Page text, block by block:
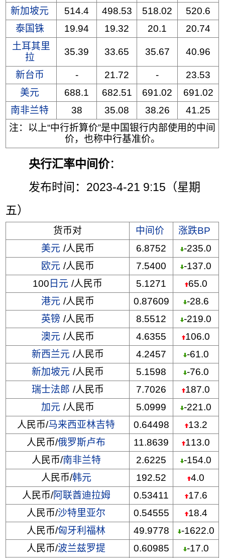
新加坡元
514.4 498.53 518.02
520.6
泰国铢
19.94 19.32 20.1
20.74
土耳其里
拉
35.39 33.65 35.67 40.96
新台币 - 21.72 -
23.53
美元
688.1 682.51 691.02
691.02
南非兰特
38 35.08 38.26
41.25
注：以上“中行折算价”是中国银行内部使用的中间
价，也称中行基准价。
央行汇率中间价：
发布时间：2023-4-21 9:15（星期
五）
货币对 中间价
涨跌BP
美元 /人民币 6.8752
-235.0
欧元 /人民币 7.5400
-137.0
100 日元 /人民币 5.1271
65.0
港元 /人民币 0.87609
-28.6
英镑 /人民币 8.5512
-219.0
澳元 /人民币 4.6355
106.0
新西兰元 /人民币 4.2457
-61.0
新加坡元 /人民币 5.1598
-76.0
瑞士法郎 /人民币 7.7026
187.0
加元 /人民币 5.0999
-221.0
人民币/马来西亚林吉特 0.64498
13.2
人民币/俄罗斯卢布 11.8639
113.0
人民币/南非兰特 2.6225
-154.0
人民币/韩元 192.52
4.0
人民币/阿联酋迪拉姆 0.53411
17.6
人民币/沙特里亚尔 0.54555
18.4
人民币/匈牙利福林 49.9778
-1622.0
人民币/波兰兹罗提 0.60985
-17.0